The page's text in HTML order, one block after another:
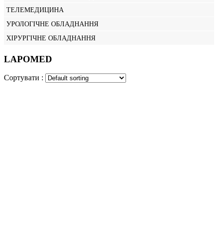
ТЕЛЕМЕДИЦИНА
УРОЛОГІЧНЕ ОБЛАДНАННЯ
ХІРУРГІЧНЕ ОБЛАДНАННЯ
LAPOMED
Сортувати :